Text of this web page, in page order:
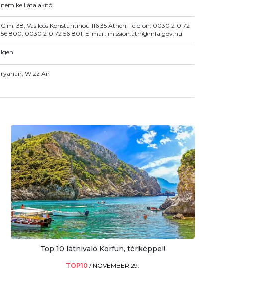
nem kell átalakító
Cím: 38, Vasileos Konstantinou 116 35 Athén, Telefon: 0030 210 72
56 800, 0030 210 72 56 801, E-mail: mission.ath@mfa.gov.hu
Igen
ryanair, Wizz Air
Top 10 látnivaló Korfun, térképpel!
TOP10 / NOVEMBER 29.